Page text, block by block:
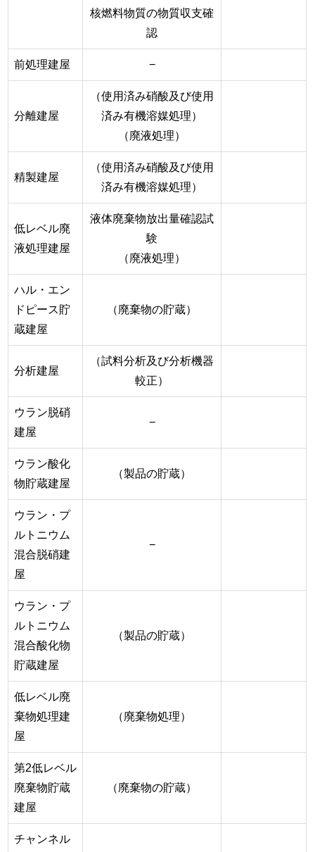
核燃料物質の物質収支確
認
前処理建屋 −
分離建屋
（使用済み硝酸及び使用
済み有機溶媒処理）
（廃液処理）
精製建屋
（使用済み硝酸及び使用
済み有機溶媒処理）
低レベル廃
液処理建屋
液体廃棄物放出量確認試
験
（廃液処理）
ハル・エン
ドピース貯
蔵建屋
（廃棄物の貯蔵）
分析建屋
（試料分析及び分析機器
較正）
ウラン脱硝
建屋
−
ウラン酸化
物貯蔵建屋
（製品の貯蔵）
ウラン・プ
ルトニウム
混合脱硝建
屋
−
ウラン・プ
ルトニウム
混合酸化物
貯蔵建屋
（製品の貯蔵）
低レベル廃
棄物処理建
屋
（廃棄物処理）
第2低レベル
廃棄物貯蔵
建屋
（廃棄物の貯蔵）
チャンネル